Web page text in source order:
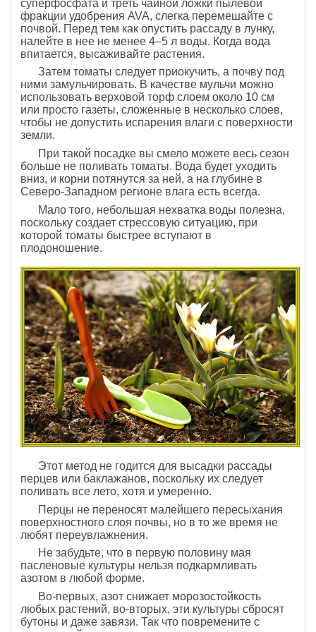
суперфосфата и треть чайной ложки пылевой
фракции удобрения AVA, слегка перемешайте с
почвой. Перед тем как опустить рассаду в лунку,
налейте в нее не менее 4–5 л воды. Когда вода
впитается, высаживайте растения.
Затем томаты следует приокучить, а почву под
ними замульчировать. В качестве мульчи можно
использовать верховой торф слоем около 10 см
или просто газеты, сложенные в несколько слоев,
чтобы не допустить испарения влаги с поверхности
земли.
При такой посадке вы смело можете весь сезон
больше не поливать томаты. Вода будет уходить
вниз, и корни потянутся за ней, а на глубине в
Северо-Западном регионе влага есть всегда.
Мало того, небольшая нехватка воды полезна,
поскольку создает стрессовую ситуацию, при
которой томаты быстрее вступают в
плодоношение.
Этот метод не годится для высадки рассады
перцев или баклажанов, поскольку их следует
поливать все лето, хотя и умеренно.
Перцы не переносят малейшего пересыхания
поверхностного слоя почвы, но в то же время не
любят переувлажнения.
Не забудьте, что в первую половину мая
пасленовые культуры нельзя подкармливать
азотом в любой форме.
Во-первых, азот снижает морозостойкость
любых растений, во-вторых, эти культуры сбросят
бутоны и даже завязи. Так что повремените с